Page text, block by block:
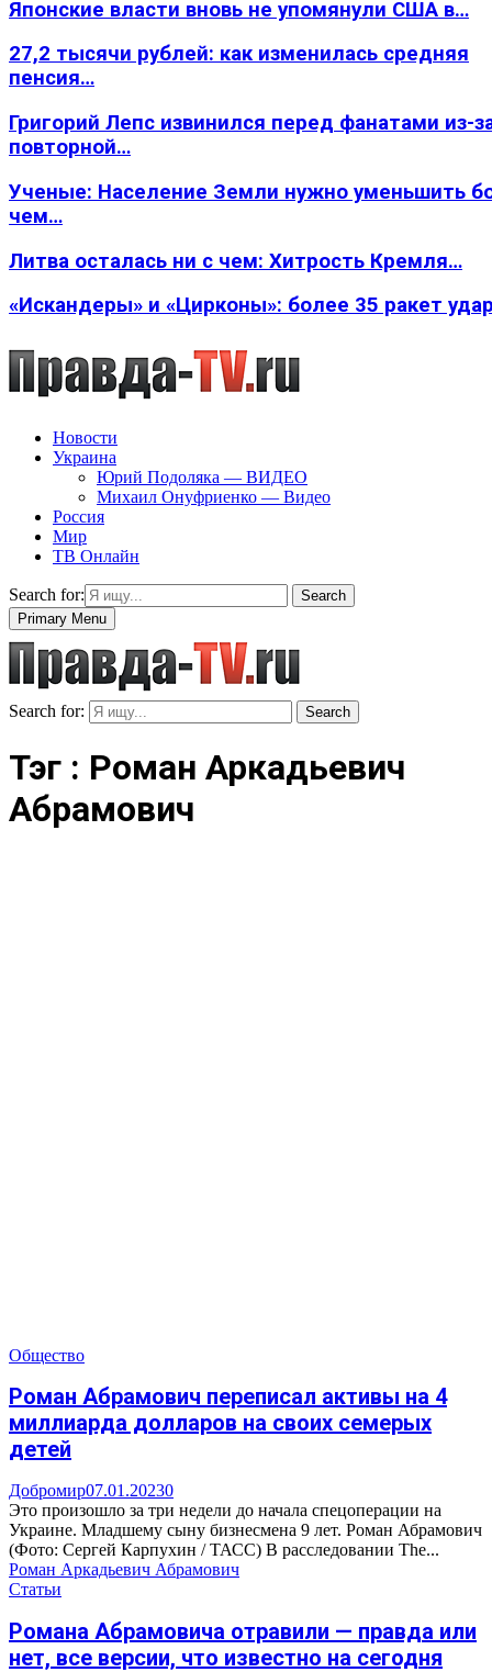
Японские власти вновь не упомянули США в…
27,2 тысячи рублей: как изменилась средняя
пенсия…
Григорий Лепс извинился перед фанатами из-
повторной…
Ученые: Население Земли нужно уменьшить
чем…
Литва осталась ни с чем: Хитрость Кремля…
«Искандеры» и «Цирконы»: более 35 ракет
Новости
Украина
Юрий Подоляка — ВИДЕО
Михаил Онуфриенко — Видео
Россия
Мир
ТВ Онлайн
Search for:
Search
Primary Menu
Search for: Search
Тэг : Роман Аркадьевич
Абрамович
Общество
Роман Абрамович переписал активы на 4
миллиарда долларов на своих семерых
детей
Добромир07.01.20230
Это произошло за три недели до начала спецоперации на
Украине. Младшему сыну бизнесмена 9 лет. Роман Абрамович
(Фото: Сергей Карпухин / ТАСС) В расследовании The...
Роман Аркадьевич Абрамович
Статьи
Романа Абрамовича отравили — правда или
нет, все версии, что известно на сегодня